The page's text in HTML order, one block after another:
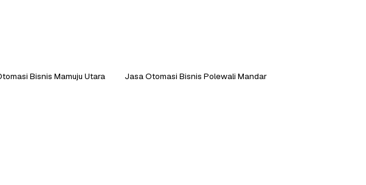
Bisnis Mamuju Utara Jasa Otomasi Bisnis Polewali Mandar